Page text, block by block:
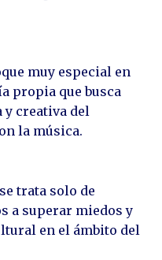
muy especial en
propia que busca
creativa del
la música.
trata solo de
a superar miedos y
en el ámbito del